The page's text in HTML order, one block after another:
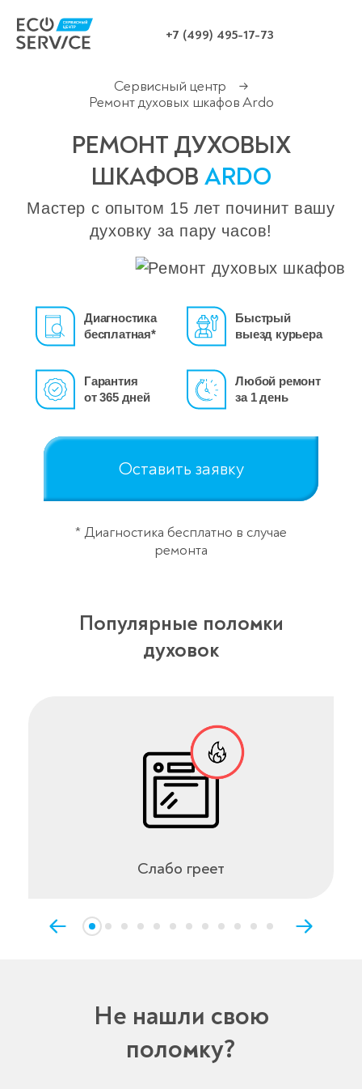
+7 (499) 495-17-73
Сервисный центр
→
Ремонт духовых шкафов Ardo
РЕМОНТ ДУХОВЫХ
ШКАФОВ ARDO
Мастер с опытом 15 лет починит вашу
духовку за пару часов!
Диагностика
бесплатная*
Быстрый
выезд курьера
Гарантия
от 365 дней
Любой ремонт
за 1 день
Оставить заявку
* Диагностика бесплатно в случае
ремонта
Популярные поломки
духовок
Слабо греет
Не нашли свою
поломку?